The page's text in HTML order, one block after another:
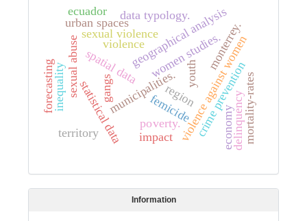
femicide
spatial datageographical analysis
municipalities.violence against women
statistical data
data typology.
sexual abuse
sexual violence
urban spaces
women studies.
violence
crime prevention
youth
monterrey.
gangs
delinquency
inequality region
economy
poverty. mortality-rates
forecasting
ecuador
impact
territory
Information